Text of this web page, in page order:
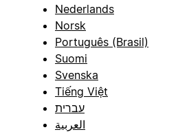
Nederlands
Norsk
Português (Brasil)
Suomi
Svenska
Tiếng Việt
עברית
العربية